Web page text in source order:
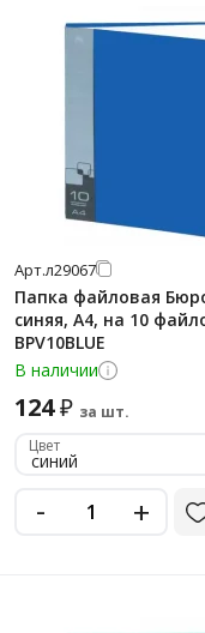
Арт.л29067
Папка файловая
синяя, А4, на 10
BPV10BLUE
В наличии
124₽ за шт.
Цвет
синий
- +